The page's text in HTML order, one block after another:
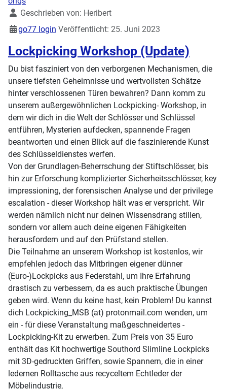
DetailsGeschrieben von: Heribert
go77 login Veröffentlicht: 25. Juni 2023
Lockpicking Workshop (Update)
Du bist fasziniert von den verborgenen Mechanismen, die
unsere tiefsten Geheimnisse und wertvollsten Schätze
hinter verschlossenen Türen bewahren? Dann komm zu
unserem außergewöhnlichen Lockpicking- Workshop, in
dem wir dich in die Welt der Schlösser und Schlüssel
entführen, Mysterien aufdecken, spannende Fragen
beantworten und einen Blick auf die faszinierende Kunst
des Schlüsseldienstes werfen.
Von der Grundlagen-Beherrschung der Stiftschlösser, bis
hin zur Erforschung komplizierter Sicherheitsschlösser, key
impressioning, der forensischen Analyse und der privilege
escalation - dieser Workshop hält was er verspricht. Wir
werden nämlich nicht nur deinen Wissensdrang stillen,
sondern vor allem auch deine eigenen Fähigkeiten
herausfordern und auf den Prüfstand stellen.
Die Teilnahme an unserem Workshop ist kostenlos, wir
empfehlen jedoch das Mitbringen eigener dünner
(Euro-)Lockpicks aus Federstahl, um Ihre Erfahrung
drastisch zu verbessern, da es auch praktische Übungen
geben wird. Wenn du keine hast, kein Problem! Du kannst
dich Lockpicking_MSB (at) protonmail.com wenden, um
ein - für diese Veranstaltung maßgeschneidertes -
Lockpicking-Kit zu erwerben. Zum Preis von 35 Euro
enthält das Kit hochwertige Southord Slimline Lockpicks
mit 3D-gedruckten Griffen, sowie Spannern, die in einer
ledernen Rolltasche aus recyceltem Echtleder der
Möbelindustrie,